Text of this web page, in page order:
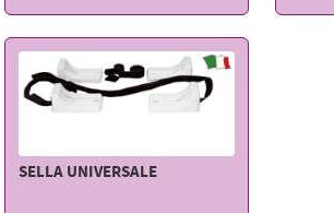
SELLA UNIVERSALE